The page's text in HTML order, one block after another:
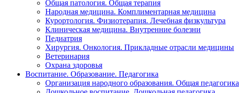
Общая патология. Общая терапия
Народная медицина. Комплиментарная медицина
Курортология. Физиотерапия. Лечебная физкультура
Клиническая медицина. Внутренние болезни
Педиатрия
Хирургия. Онкология. Прикладные отрасли медицины
Ветеринария
Охрана здоровья
Воспитание. Образование. Педагогика
Организация народного образования. Общая педагогика